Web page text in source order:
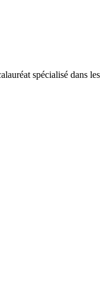
spécialisé dans